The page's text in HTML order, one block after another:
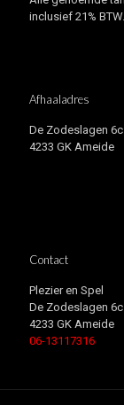
inclusief 21% BTW.
Afhaaladres
De Zodeslagen 6c
4233 GK Ameide
Contact
Plezier en Spel
De Zodeslagen 6c
4233 GK Ameide
06-13117316